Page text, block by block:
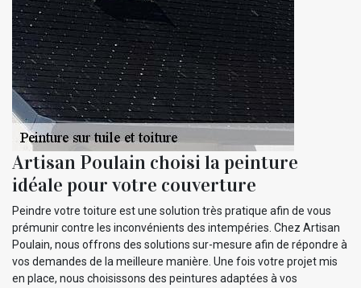
Artisan Poulain choisi la peinture
idéale pour votre couverture
Peindre votre toiture est une solution très pratique afin de vous
prémunir contre les inconvénients des intempéries. Chez Artisan
Poulain, nous offrons des solutions sur-mesure afin de répondre à
vos demandes de la meilleure manière. Une fois votre projet mis
en place, nous choisissons des peintures adaptées à vos